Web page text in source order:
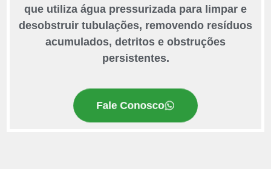
que utiliza água pressurizada para limpar e
desobstruir tubulações, removendo resíduos
acumulados, detritos e obstruções
persistentes.
Fale Conosco